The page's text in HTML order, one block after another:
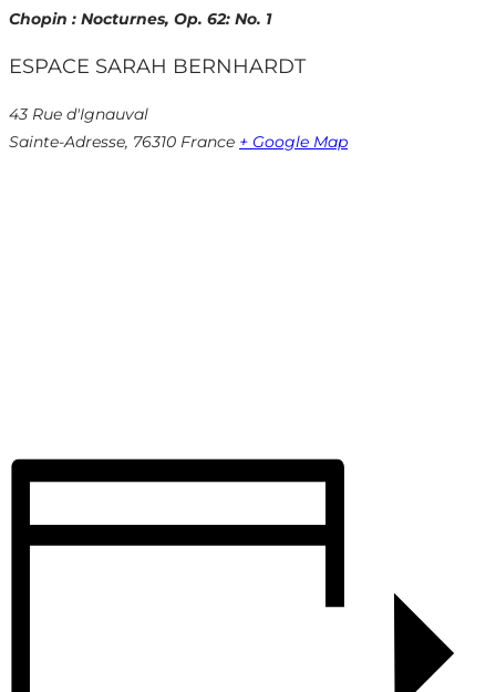
Chopin : Nocturnes, Op. 62: No. 1
ESPACE SARAH BERNHARDT
43 Rue d'Ignauval
Sainte-Adresse, 76310 France + Google Map